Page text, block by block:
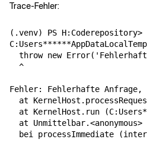
Trace-Fehler:
(.venv) PS
throw new
  ^
Fehler: Fehlerhafte
at
at KernelHost.run
at
bei processImmediate